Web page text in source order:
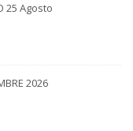
25 Agosto
2026